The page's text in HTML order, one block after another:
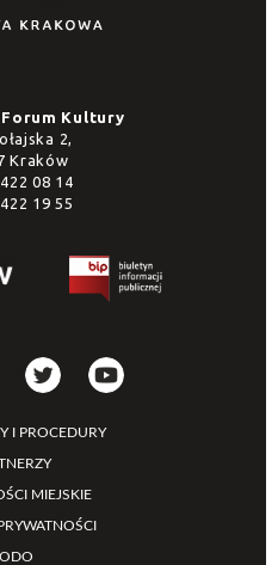
Kultury
2,
Kraków
08 14
19 55
I PROCEDURY
MIEJSKIE